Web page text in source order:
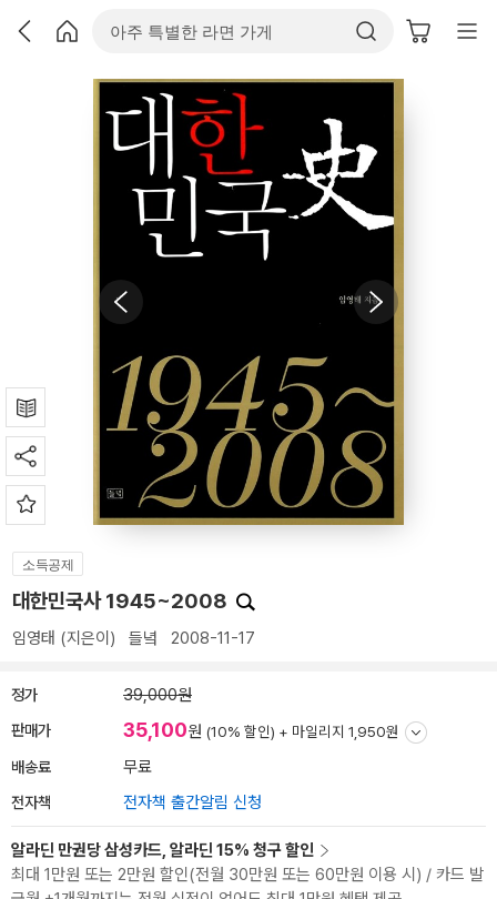
소득공제
대한민국사 1945~2008
임영태 (지은이) 들녘 2008-11-17
정가 39,000원
판매가 35,100원 (10% 할인) + 마일리지 1,950원
배송료 무료
전자책 전자책 출간알림 신청
알라딘 만권당 삼성카드, 알라딘 15% 청구 할인
최대 1만원 또는 2만원 할인(전월 30만원 또는 60만원 이용 시) / 카드 발